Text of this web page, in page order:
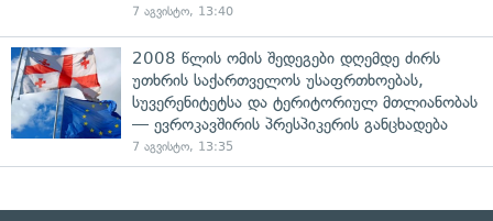
7 აგვისტო, 13:40
2008 წლის ომის შედეგები დღემდე ძირს
უთხრის საქართველოს უსაფრთხოებას,
სუვერენიტეტსა და ტერიტორიულ მთლიანობას
— ევროკავშირის პრესპიკერის განცხადება
7 აგვისტო, 13:35